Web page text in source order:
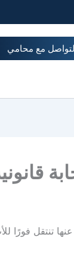
مع محامي
تنتقل فورًا